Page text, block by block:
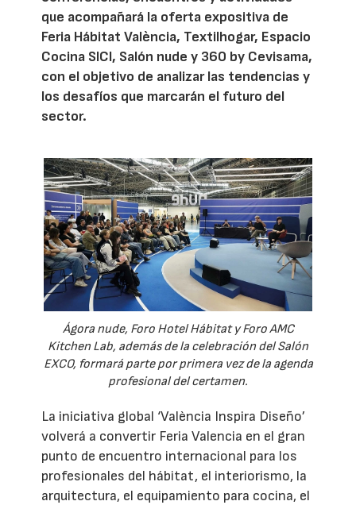
que acompañará la oferta expositiva de
Feria Hábitat València, Textilhogar, Espacio
Cocina SICI, Salón nude y 360 by Cevisama,
con el objetivo de analizar las tendencias y
los desafíos que marcarán el futuro del
sector.
Ágora nude, Foro Hotel Hábitat y Foro AMC
Kitchen Lab, además de la celebración del Salón
EXCO, formará parte por primera vez de la agenda
profesional del certamen.
La iniciativa global ‘València Inspira Diseño’
volverá a convertir Feria Valencia en el gran
punto de encuentro internacional para los
profesionales del hábitat, el interiorismo, la
arquitectura, el equipamiento para cocina, el